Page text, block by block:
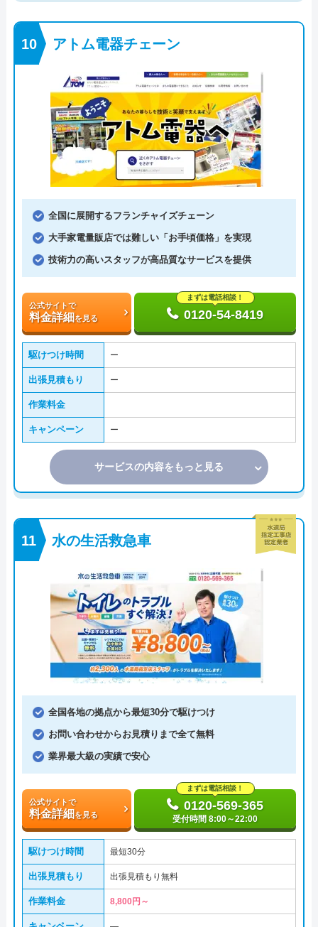
アトム電器チェーン
全国に展開するフランチャイズチェーン
大手家電量販店では難しい「お手頃価格」を実現
技術力の高いスタッフが高品質なサービスを提供
公式サイトで
料金詳細を見る
まずは電話相談！
0120-54-8419
駆けつけ時間 ー
出張見積もり ー
作業料金
キャンペーン ー
サービスの内容をもっと見る
水の生活救急車
全国各地の拠点から最短30分で駆けつけ
お問い合わせからお見積りまで全て無料
業界最大級の実績で安心
公式サイトで
料金詳細を見る
まずは電話相談！
0120-569-365
受付時間 8:00～22:00
駆けつけ時間 最短30分
出張見積もり 出張見積もり無料
作業料金 8,800円～